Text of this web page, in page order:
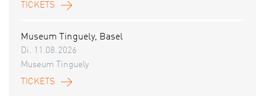
TICKETS
Museum Tinguely, Basel
Di. 11.08.2026
Museum Tinguely
TICKETS